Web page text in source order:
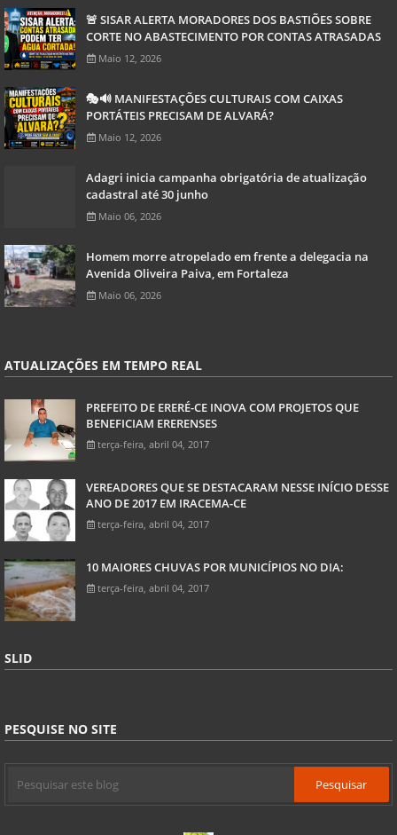
🚨 SISAR ALERTA MORADORES DOS BASTIÕES SOBRE
CORTE NO ABASTECIMENTO POR CONTAS ATRASADAS
Maio 12, 2026
🎭🔊 MANIFESTAÇÕES CULTURAIS COM CAIXAS
PORTÁTEIS PRECISAM DE ALVARÁ?
Maio 12, 2026
Adagri inicia campanha obrigatória de atualização
cadastral até 30 junho
Maio 06, 2026
Homem morre atropelado em frente a delegacia na
Avenida Oliveira Paiva, em Fortaleza
Maio 06, 2026
ATUALIZAÇÕES EM TEMPO REAL
PREFEITO DE ERERÉ-CE INOVA COM PROJETOS QUE
BENEFICIAM ERERENSES
terça-feira, abril 04, 2017
VEREADORES QUE SE DESTACARAM NESSE INÍCIO DESSE
ANO DE 2017 EM IRACEMA-CE
terça-feira, abril 04, 2017
10 MAIORES CHUVAS POR MUNICÍPIOS NO DIA:
terça-feira, abril 04, 2017
SLID
PESQUISE NO SITE